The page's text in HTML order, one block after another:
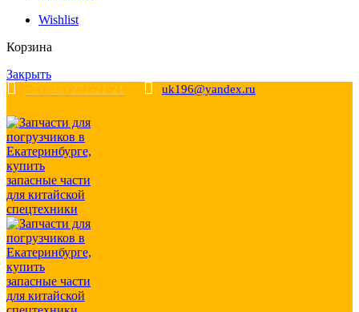
Wishlist
Корзина
Закрыть
+7 (343) 271-21-21 uk196@yandex.ru